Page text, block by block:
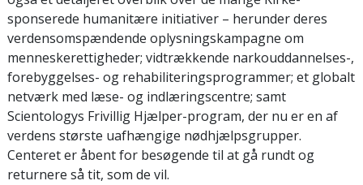
sponserede humanitære initiativer – herunder deres
verdensomspændende oplysningskampagne om
menneskerettigheder; vidtrækkende narkouddannelses-,
forebyggelses- og rehabiliteringsprogrammer; et globalt
netværk med læse- og indlæringscentre; samt
Scientologys Frivillig Hjælper-program, der nu er en af
verdens største uafhængige nødhjælpsgrupper.
Centeret er åbent for besøgende til at gå rundt og
returnere så tit, som de vil.